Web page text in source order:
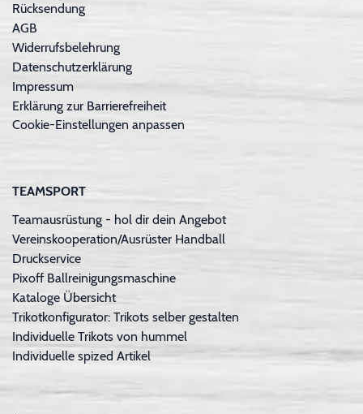
Rücksendung
AGB
Widerrufsbelehrung
Datenschutzerklärung
Impressum
Erklärung zur Barrierefreiheit
Cookie-Einstellungen anpassen
TEAMSPORT
Teamausrüstung - hol dir dein Angebot
Vereinskooperation/Ausrüster Handball
Druckservice
Pixoff Ballreinigungsmaschine
Kataloge Übersicht
Trikotkonfigurator: Trikots selber gestalten
Individuelle Trikots von hummel
Individuelle spized Artikel